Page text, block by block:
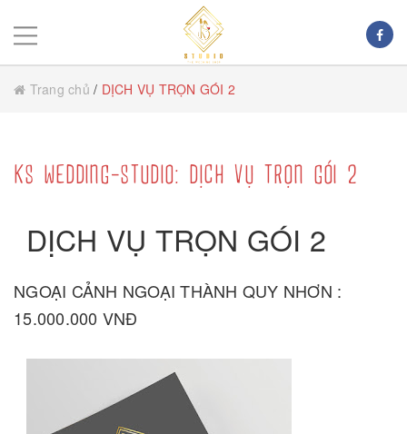
Trang chủ / DỊCH VỤ TRỌN GÓI 2
KS WEDDING-STUDIO: DỊCH VỤ TRỌN GÓI 2
DỊCH VỤ TRỌN GÓI 2
NGOẠI CẢNH NGOẠI THÀNH QUY NHƠN :
15.000.000 VNĐ